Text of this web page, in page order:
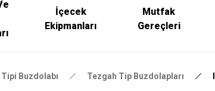
İçecek
Ekipmanları
Mutfak
Gereçleri
Buzdolabı Tezgah Tip Buzdolapları